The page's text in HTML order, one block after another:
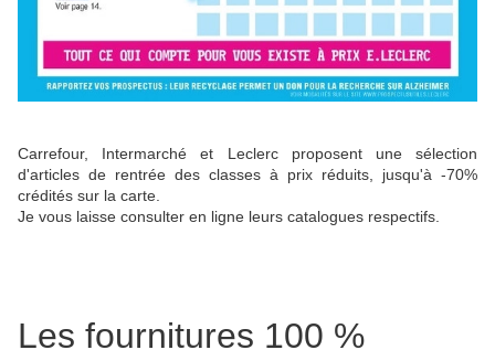
Carrefour, Intermarché et Leclerc proposent une sélection
d'articles de rentrée des classes à prix réduits, jusqu'à -70%
crédités sur la carte.
Je vous laisse consulter en ligne leurs catalogues respectifs.
Les fournitures 100 %